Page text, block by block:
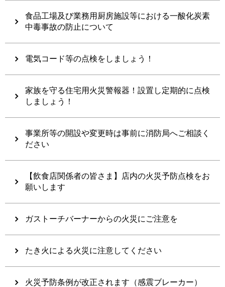
食品工場及び業務用厨房施設等における一酸化炭素
中毒事故の防止について
電気コード等の点検をしましょう！
家族を守る住宅用火災警報器！設置し定期的に点検
しましょう！
事業所等の開設や変更時は事前に消防局へご相談く
ださい
【飲食店関係者の皆さま】店内の火災予防点検をお
願いします
ガストーチバーナーからの火災にご注意を
たき火による火災に注意してください
火災予防条例が改正されます（感震ブレーカー）